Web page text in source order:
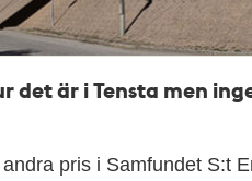
det är i Tensta men
pris i Samfundet S:t